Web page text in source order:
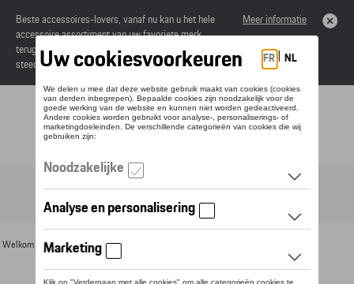
Beste accessoires-lovers, vanaf nu kan u het hele
accessoire assortiment van uw favoriete merk
terugvinden in de online catalogus. Deze kunnen
steeds besteld worden via uw dealer.
Meer informatie
Toggle navigation
Welkom >Voor u >Textiel >